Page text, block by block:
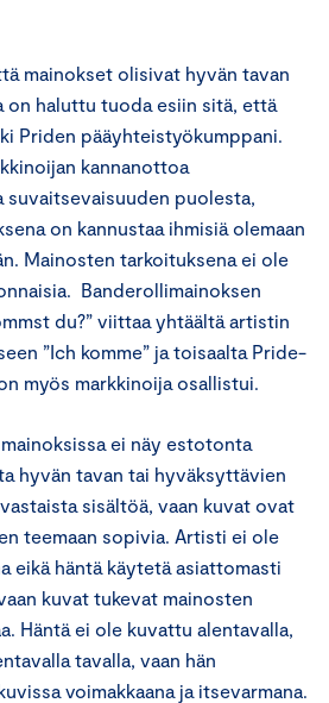
mainokset olisivat hyvän tavan
on haluttu tuoda esiin sitä, että
Priden pääyhteistyökumppani.
kannanottoa
suvaitsevaisuuden puolesta,
on kannustaa ihmisiä olemaan
Mainosten tarkoituksena ei ole
Banderollimainoksen
du?” viittaa yhtäältä artistin
”Ich komme” ja toisaalta Pride-
myös markkinoija osallistui.
ei näy estotonta
hyvän tavan tai hyväksyttävien
sisältöä, vaan kuvat ovat
teemaan sopivia. Artisti ei ole
eikä häntä käytetä asiattomasti
kuvat tukevat mainosten
Häntä ei ole kuvattu alentavalla,
tavalla, vaan hän
voimakkaana ja itsevarmana.